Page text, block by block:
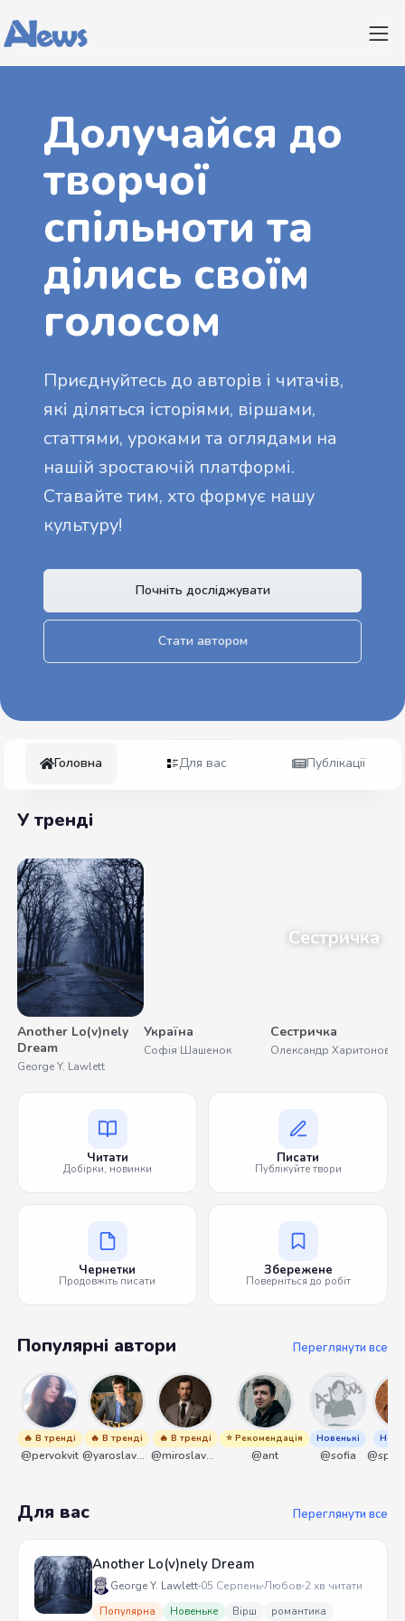
Долучайся до
творчої
спільноти та
ділись своїм
голосом
Приєднуйтесь до авторів і читачів,
які діляться історіями, віршами,
статтями, уроками та оглядами на
нашій зростаючій платформі.
Ставайте тим, хто формує нашу
культуру!
Почніть досліджувати
Стати автором
Головна Для вас Публікації
У тренді
Another Lo(v)nely
Dream
George Y. Lawlett
Україна
Софія Шашенок
Сестричка
Сестричка
Олександр Харитонов
Читати
Добірки, новинки
Писати
Публікуйте твори
Чернетки
Продовжіть писати
Збережене
Поверніться до робіт
Популярні автори Переглянути все
🔥 В тренді
@pervokvit
🔥 В тренді
@yaroslavbrunko
🔥 В тренді
@miroslavmaniyk
⭐ Рекомендація
@ant
Новенькі
@sofia
Для вас Переглянути все
Another Lo(v)nely Dream
George Y. Lawlett 05 СерпеньЛюбов 2 хв читати
Популярна Новеньке Вірш романтика